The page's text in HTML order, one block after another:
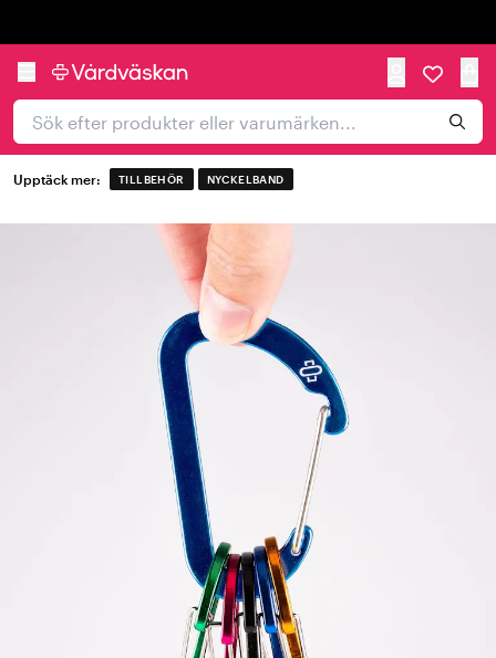
Upptäck mer: TILLBEHÖR NYCKELBAND